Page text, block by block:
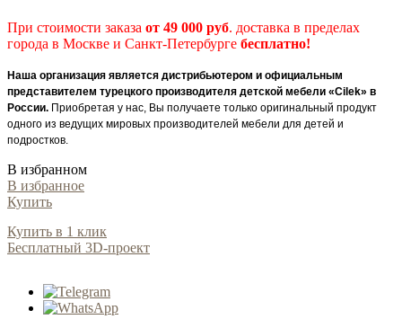
При стоимости заказа от 49 000 руб. доставка в пределах
города в Москве и Санкт-Петербурге бесплатно!
Наша организация является дистрибьютером и официальным
представителем турецкого производителя детской мебели «Cilek» в
России. Приобретая у нас, Вы получаете только оригинальный продукт
одного из ведущих мировых производителей мебели для детей и
подростков.
В избранном
В избранное
Купить
Купить в 1 клик
Бесплатный 3D-проект